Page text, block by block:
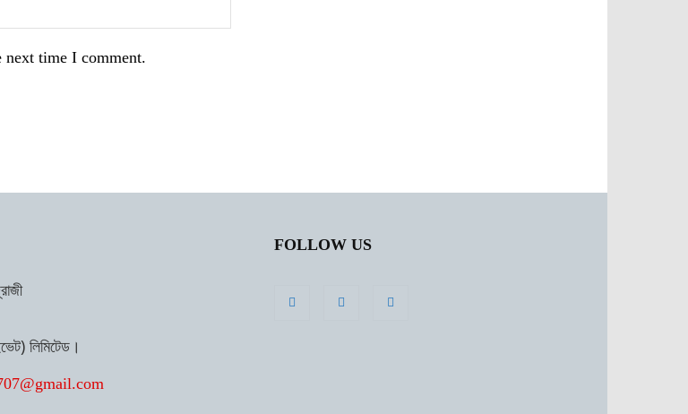
next time I comment.
লিমিটেড।
FOLLOW US